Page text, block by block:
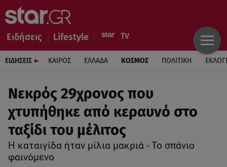
Ειδήσεις Lifestyle
ΕΙΔΗΣΕΙΣ ΚΑΙΡΟΣ ΕΛΛΑΔΑ ΚΟΣΜΟΣ ΠΟΛΙΤΙΚΗ
Νεκρός 29χρονος που
χτυπήθηκε από κεραυνό στο
ταξίδι του μέλιτος
Η καταιγίδα ήταν μίλια μακριά - Το σπάνιο
φαινόμενο